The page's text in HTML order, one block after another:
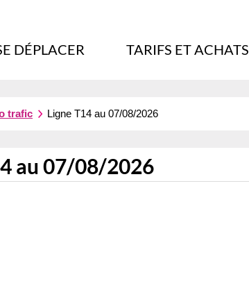
DÉPLACER TARIFS ET ACHATS
trafic Ligne T14 au 07/08/2026
au 07/08/2026